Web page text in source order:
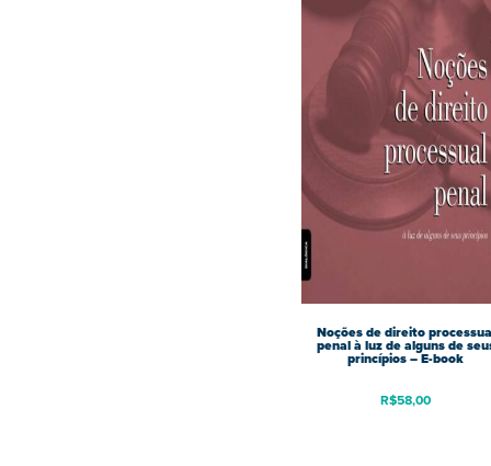
Noções de direito
penal à luz de alguns de
princípios – E-book
R$58,00